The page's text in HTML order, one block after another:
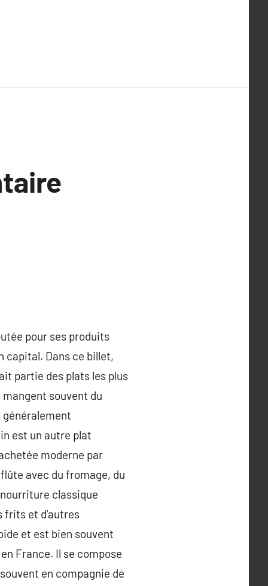
pour ses produits
capital. Dans ce billet,
partie des plats les plus
souvent du
généralement
est un autre plat
moderne par
avec du fromage, du
classique
frits et d’autres
et est bien souvent
France. Il se compose
en compagnie de